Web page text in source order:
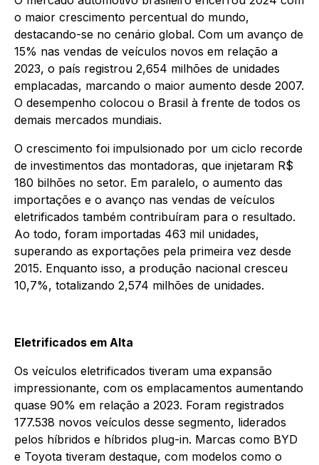
o maior crescimento percentual do mundo,
destacando-se no cenário global. Com um avanço de
15% nas vendas de veículos novos em relação a
2023, o país registrou 2,654 milhões de unidades
emplacadas, marcando o maior aumento desde 2007.
O desempenho colocou o Brasil à frente de todos os
demais mercados mundiais.
O crescimento foi impulsionado por um ciclo recorde
de investimentos das montadoras, que injetaram R$
180 bilhões no setor. Em paralelo, o aumento das
importações e o avanço nas vendas de veículos
eletrificados também contribuíram para o resultado.
Ao todo, foram importadas 463 mil unidades,
superando as exportações pela primeira vez desde
2015. Enquanto isso, a produção nacional cresceu
10,7%, totalizando 2,574 milhões de unidades.
Eletrificados em Alta
Os veículos eletrificados tiveram uma expansão
impressionante, com os emplacamentos aumentando
quase 90% em relação a 2023. Foram registrados
177.538 novos veículos desse segmento, liderados
pelos híbridos e híbridos plug-in. Marcas como BYD
e Toyota tiveram destaque, com modelos como o